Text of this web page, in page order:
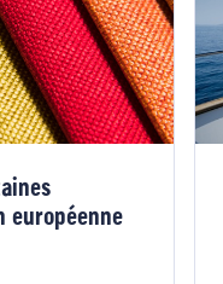
européenne